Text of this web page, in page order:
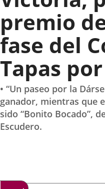
premio
fase del
Tapas
• “Un paseo por la
ganador, mientras que
sido “Bonito Bocado”,
Escudero.